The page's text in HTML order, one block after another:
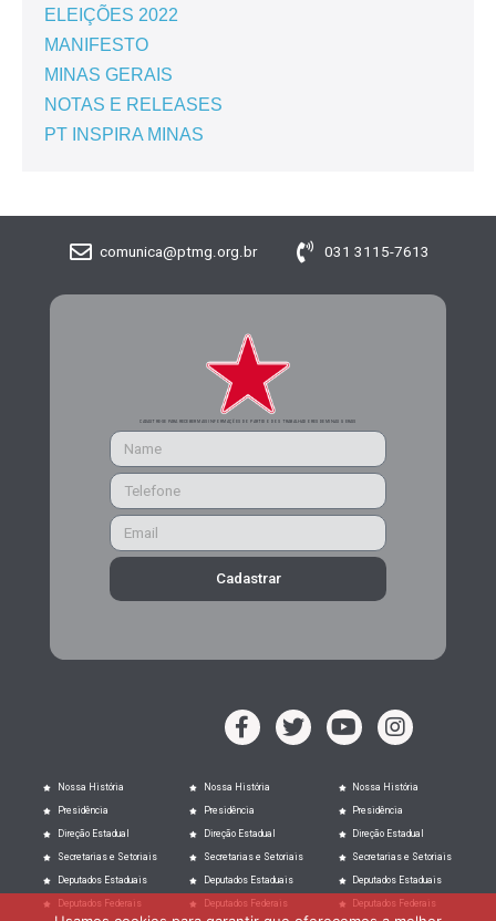
ELEIÇÕES 2022
MANIFESTO
MINAS GERAIS
NOTAS E RELEASES
PT INSPIRA MINAS
comunica@ptmg.org.br 031 3115-7613
CADASTRE-SE PARA RECEBER MAIS INFORMAÇÕES DO PARTIDO DOS TRABALHADORES DE MINAS GERAIS
Cadastrar
Nossa História
Presidência
Direção Estadual
Secretarias e Setoriais
Deputados Estaduais
Deputados Federais
Nossa História
Presidência
Direção Estadual
Secretarias e Setoriais
Deputados Estaduais
Deputados Federais
Nossa História
Presidência
Direção Estadual
Secretarias e Setoriais
Deputados Estaduais
Deputados Federais